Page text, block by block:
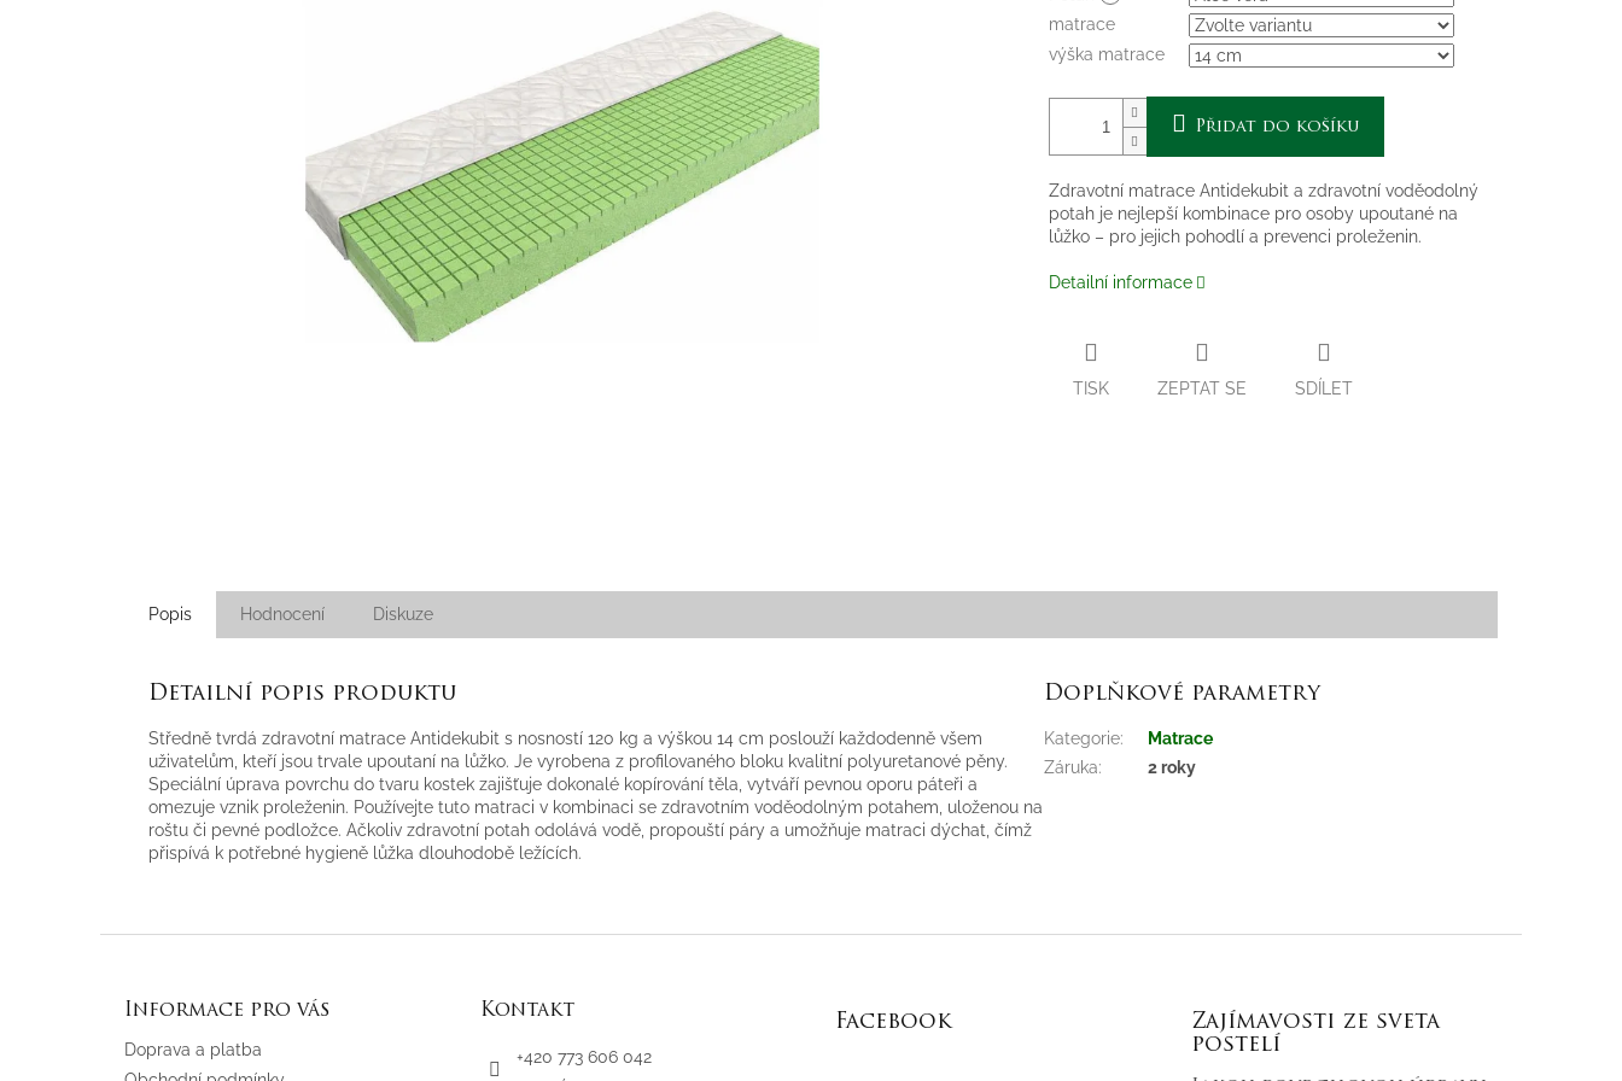
matrace
výška matrace
Přidat do košíku
Zdravotní matrace Antidekubit a zdravotní voděodolný
potah je nejlepší kombinace pro osoby upoutané na
lůžko – pro jejich pohodlí a prevenci proleženin.
Detailní informace
TISK ZEPTAT SE SDÍLET
Popis Hodnocení Diskuze
Detailní popis produktu
Středně tvrdá zdravotní matrace Antidekubit s nosností 120 kg a výškou 14 cm poslouží každodenně všem
uživatelům, kteří jsou trvale upoutaní na lůžko. Je vyrobena z profilovaného bloku kvalitní polyuretanové pěny.
Speciální úprava povrchu do tvaru kostek zajišťuje dokonalé kopírování těla, vytváří pevnou oporu páteři a
omezuje vznik proleženin. Používejte tuto matraci v kombinaci se zdravotním voděodolným potahem, uloženou na
roštu či pevné podložce. Ačkoliv zdravotní potah odolává vodě, propouští páry a umožňuje matraci dýchat, čímž
přispívá k potřebné hygieně lůžka dlouhodobě ležících.
Doplňkové parametry
Kategorie:
Matrace
Záruka: 2 roky
Informace pro vás
Doprava a platba
Kontakt
+420 773 606 042
Facebook
Zajímavosti ze sveta
postelí